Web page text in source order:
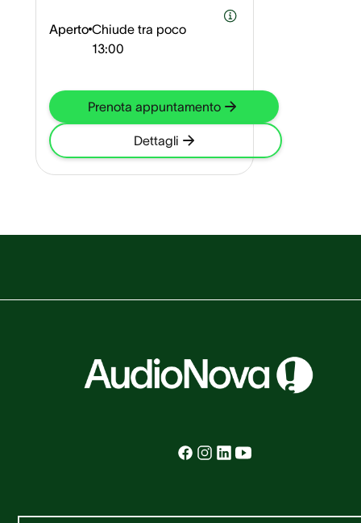
Aperto Chiude tra poco
13:00
Prenota appuntamento
Dettagli